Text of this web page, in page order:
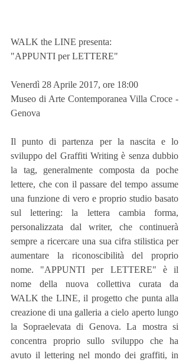
WALK the LINE presenta:
"APPUNTI per LETTERE"
Venerdì 28 Aprile 2017, ore 18:00
Museo di Arte Contemporanea Villa Croce -
Genova
Il punto di partenza per la nascita e lo
sviluppo del Graffiti Writing è senza dubbio
la tag, generalmente composta da poche
lettere, che con il passare del tempo assume
una funzione di vero e proprio studio basato
sul lettering: la lettera cambia forma,
personalizzata dal writer, che continuerà
sempre a ricercare una sua cifra stilistica per
aumentare la riconoscibilità del proprio
nome. "APPUNTI per LETTERE" è il
nome della nuova collettiva curata da
WALK the LINE, il progetto che punta alla
creazione di una galleria a cielo aperto lungo
la Sopraelevata di Genova. La mostra si
concentra proprio sullo sviluppo che ha
avuto il lettering nel mondo dei graffiti, in